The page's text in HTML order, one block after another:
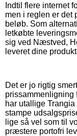
Indtil flere internet
men i reglen er det
beløb. Som
letkøbte
sig ved Næstved,
leveret dine
Det er jo rigtig
prissammenligning
har utallige
stampe
lige så vel som til
præstere portofri